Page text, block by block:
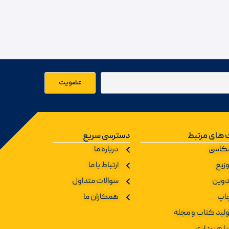
های مرتبط
کتاب و مجله
دسترسی سریع
درباره ما
ارتباط با ما
سوالات متداول
همکاران ما